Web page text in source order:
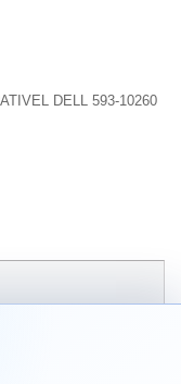
DELL 593-10260